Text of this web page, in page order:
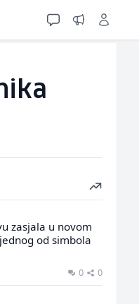
zasjala u novom
od simbola
0 0